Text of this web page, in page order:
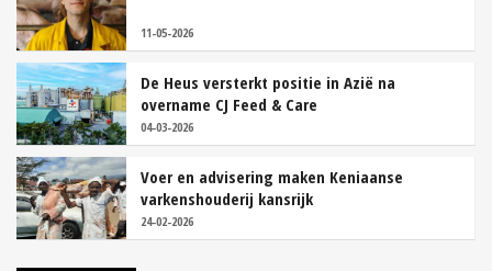
11-05-2026
De Heus versterkt positie in Azië na
overname CJ Feed & Care
04-03-2026
Voer en advisering maken Keniaanse
varkenshouderij kansrijk
24-02-2026